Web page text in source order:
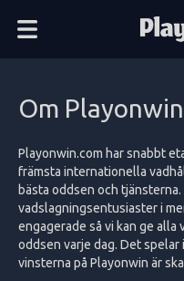
Om
Playonwin.com har snabbt
främsta internationella
bästa oddsen och
vadslagningsentusiaster i
engagerade så vi kan ge alla
oddsen varje dag. Det
vinsterna på Playonwin är